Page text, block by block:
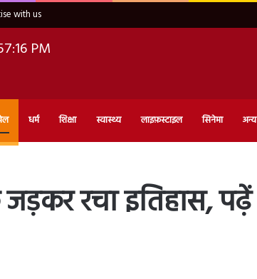
with us
PM
धर्म शिक्षा स्वास्थ्य लाइफ़स्टाइल सिनेमा अन्य
रचा इतिहास, पढ़ें